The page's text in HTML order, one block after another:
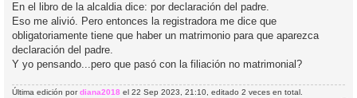
s
a
j
e
En el libro de la alcaldia dice: por declaración del padre.
Eso me alivió. Pero entonces la registradora me dice que
obligatoriamente tiene que haber un matrimonio para que aparezca
declaración del padre.
Y yo pensando...pero que pasó con la filiación no matrimonial?
Última edición pordiana2018 el 22 Sep 2023, 21:10, editado 2 veces en total.